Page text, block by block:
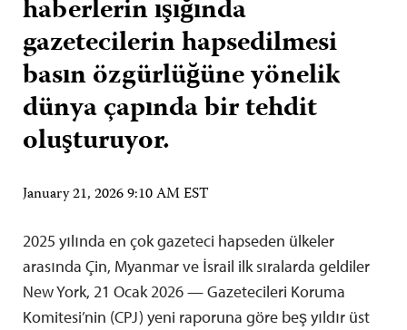
haberlerin ışığında
gazetecilerin hapsedilmesi
basın özgürlüğüne yönelik
dünya çapında bir tehdit
oluşturuyor.
January 21, 2026 9:10 AM EST
2025 yılında en çok gazeteci hapseden ülkeler
arasında Çin, Myanmar ve İsrail ilk sıralarda geldiler
New York, 21 Ocak 2026 — Gazetecileri Koruma
Komitesi’nin (CPJ) yeni raporuna göre beş yıldır üst